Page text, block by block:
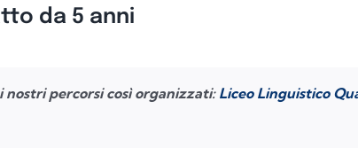
da 5 anni
percorsi così organizzati: Liceo Linguistico